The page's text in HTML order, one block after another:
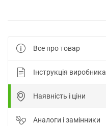
Все про товар
Інструкція виробника
Наявність і ціни
Аналоги і замінники